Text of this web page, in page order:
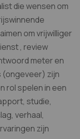
die wensen om
om vrijwilliger
, review
meter en
(ongeveer) zijn
rol spelen in een
studie,
verhaal,
zijn